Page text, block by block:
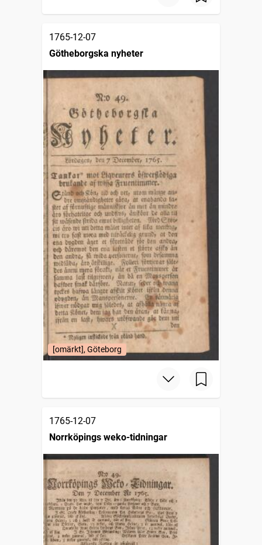
1765-12-07
Götheborgska nyheter
[omärkt], Göteborg
1765-12-07
Norrköpings weko-tidningar